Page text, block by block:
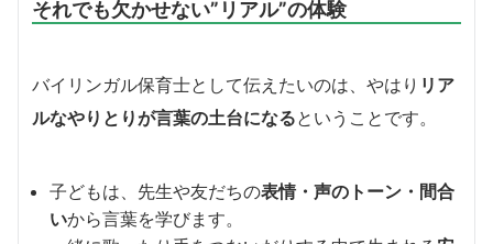
それでも欠かせない”リアル”の体験
バイリンガル保育士として伝えたいのは、やはり リア
ルなやりとりが言葉の土台になるということです。
子どもは、先生や友だちの表情・声のトーン・間合
いから言葉を学びます。